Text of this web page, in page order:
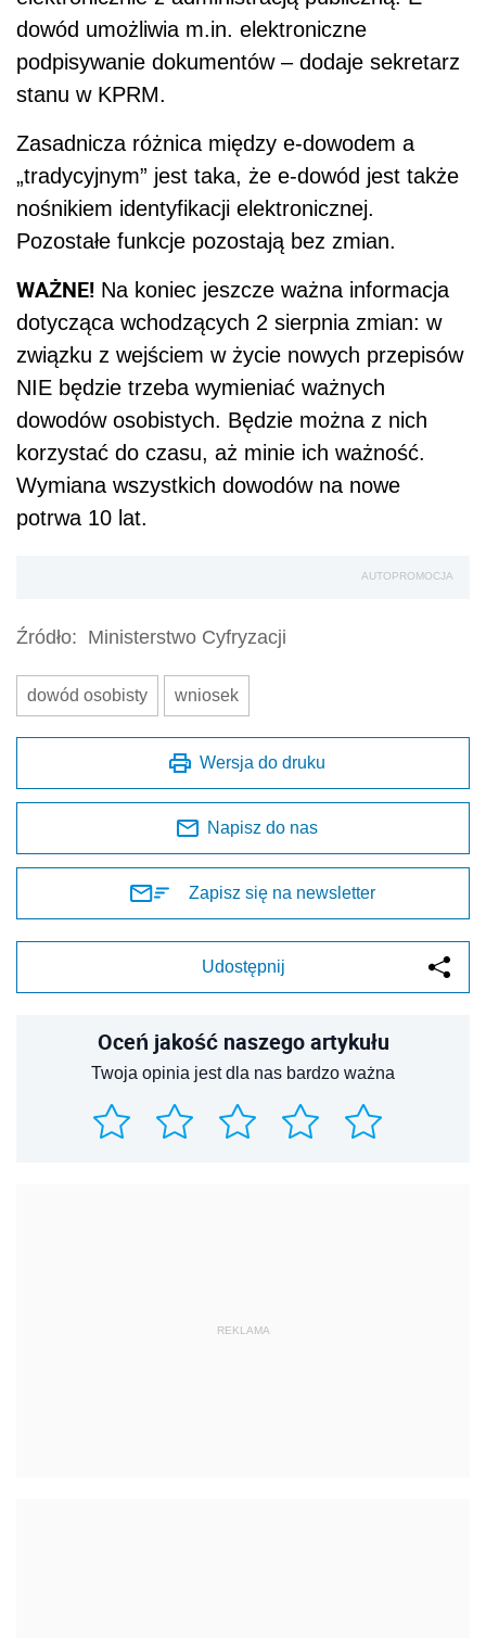
dowód umożliwia m.in. elektroniczne
podpisywanie dokumentów – dodaje sekretarz
stanu w KPRM.
Zasadnicza różnica między e-dowodem a
„tradycyjnym” jest taka, że e-dowód jest także
nośnikiem identyfikacji elektronicznej.
Pozostałe funkcje pozostają bez zmian.
WAŻNE! Na koniec jeszcze ważna informacja
dotycząca wchodzących 2 sierpnia zmian: w
związku z wejściem w życie nowych przepisów
NIE będzie trzeba wymieniać ważnych
dowodów osobistych. Będzie można z nich
korzystać do czasu, aż minie ich ważność.
Wymiana wszystkich dowodów na nowe
potrwa 10 lat.
AUTOPROMOCJA
Źródło: Ministerstwo Cyfryzacji
dowód osobisty wniosek
Wersja do druku
Napisz do nas
Zapisz się na newsletter
Udostępnij
Oceń jakość naszego artykułu
Twoja opinia jest dla nas bardzo ważna
REKLAMA